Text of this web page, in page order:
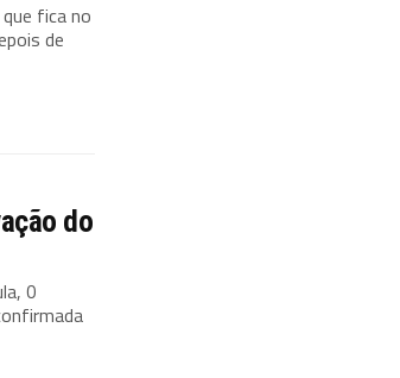
fica no
de
do
0